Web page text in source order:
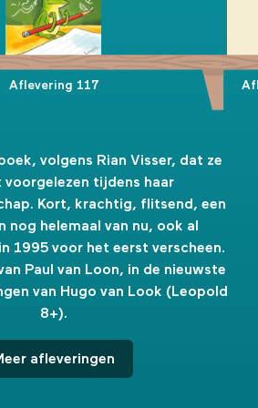
Paul van Loon, in de nieuwste
van Hugo van Look (Leopold
8+).
Aflevering 117
volgens Rian Visser, dat ze
voorgelezen tijdens haar
Kort, krachtig, flitsend, een
nog helemaal van nu, ook al
1995 voor het eerst verscheen.
Paul van Loon, in de nieuwste
van Hugo van Look (Leopold
8+).
afleveringen